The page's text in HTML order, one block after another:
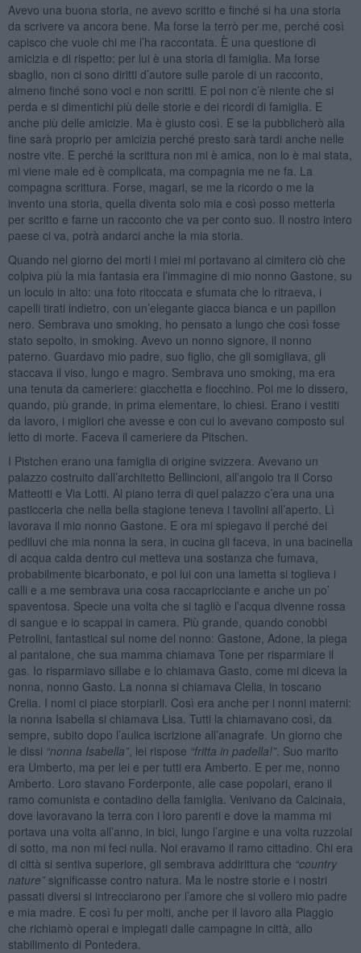
Avevo una buona storia, ne avevo scritto e finché si ha una storia
da scrivere va ancora bene. Ma forse la terrò per me, perché così
capisco che vuole chi me l’ha raccontata. È una questione di
amicizia e di rispetto: per lui è una storia di famiglia. Ma forse
sbaglio, non ci sono diritti d’autore sulle parole di un racconto,
almeno finché sono voci e non scritti. E poi non c’è niente che si
perda e si dimentichi più delle storie e dei ricordi di famiglia. E
anche più delle amicizie. Ma è giusto così. E se la pubblicherò alla
fine sarà proprio per amicizia perché presto sarà tardi anche nelle
nostre vite. E perché la scrittura non mi è amica, non lo è mai stata,
mi viene male ed è complicata, ma compagnia me ne fa. La
compagna scrittura. Forse, magari, se me la ricordo o me la
invento una storia, quella diventa solo mia e così posso metterla
per scritto e farne un racconto che va per conto suo. Il nostro intero
paese ci va, potrà andarci anche la mia storia.
Quando nel giorno dei morti i miei mi portavano al cimitero ciò che
colpiva più la mia fantasia era l’immagine di mio nonno Gastone, su
un loculo in alto: una foto ritoccata e sfumata che lo ritraeva, i
capelli tirati indietro, con un’elegante giacca bianca e un papillon
nero. Sembrava uno smoking, ho pensato a lungo che così fosse
stato sepolto, in smoking. Avevo un nonno signore, il nonno
paterno. Guardavo mio padre, suo figlio, che gli somigliava, gli
staccava il viso, lungo e magro. Sembrava uno smoking, ma era
una tenuta da cameriere: giacchetta e fiocchino. Poi me lo dissero,
quando, più grande, in prima elementare, lo chiesi. Erano i vestiti
da lavoro, i migliori che avesse e con cui lo avevano composto sul
letto di morte. Faceva il cameriere da Pitschen.
I Pistchen erano una famiglia di origine svizzera. Avevano un
palazzo costruito dall’architetto Bellincioni, all’angolo tra il Corso
Matteotti e Via Lotti. Al piano terra di quel palazzo c’era una una
pasticceria che nella bella stagione teneva i tavolini all’aperto. Lì
lavorava il mio nonno Gastone. E ora mi spiegavo il perché dei
pediluvi che mia nonna la sera, in cucina gli faceva, in una bacinella
di acqua calda dentro cui metteva una sostanza che fumava,
probabilmente bicarbonato, e poi lui con una lametta si toglieva i
calli e a me sembrava una cosa raccapricciante e anche un po’
spaventosa. Specie una volta che si tagliò e l’acqua divenne rossa
di sangue e io scappai in camera. Più grande, quando conobbi
Petrolini, fantasticai sul nome del nonno: Gastone, Adone, la piega
al pantalone, che sua mamma chiamava Tone per risparmiare il
gas. Io risparmiavo sillabe e lo chiamava Gasto, come mi diceva la
nonna, nonno Gasto. La nonna si chiamava Clelia, in toscano
Crelia. I nomi ci piace storpiarli. Così era anche per i nonni materni:
la nonna Isabella si chiamava Lisa. Tutti la chiamavano così, da
sempre, subito dopo l’aulica iscrizione all’anagrafe. Un giorno che
le dissi “nonna Isabella”, lei rispose “fritta in padella!”. Suo marito
era Umberto, ma per lei e per tutti era Amberto. E per me, nonno
Amberto. Loro stavano Forderponte, alle case popolari, erano il
ramo comunista e contadino della famiglia. Venivano da Calcinaia,
dove lavoravano la terra con i loro parenti e dove la mamma mi
portava una volta all’anno, in bici, lungo l’argine e una volta ruzzolai
di sotto, ma non mi feci nulla. Noi eravamo il ramo cittadino. Chi era
di città si sentiva superiore, gli sembrava addirittura che “country
nature”significasse contro natura. Ma le nostre storie e i nostri
passati diversi si intrecciarono per l’amore che si vollero mio padre
e mia madre. E così fu per molti, anche per il lavoro alla Piaggio
che richiamò operai e impiegati dalle campagne in città, allo
stabilimento di Pontedera.